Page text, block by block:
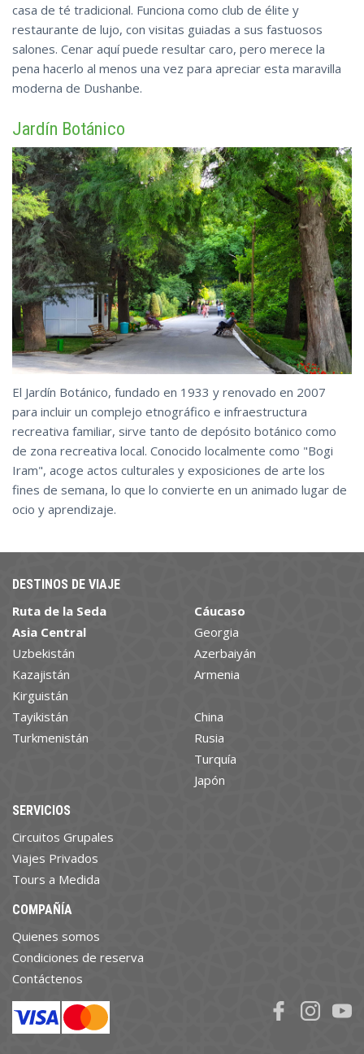
casa de té tradicional. Funciona como club de élite y
restaurante de lujo, con visitas guiadas a sus fastuosos
salones. Cenar aquí puede resultar caro, pero merece la
pena hacerlo al menos una vez para apreciar esta maravilla
moderna de Dushanbe.
Jardín Botánico
El Jardín Botánico, fundado en 1933 y renovado en 2007
para incluir un complejo etnográfico e infraestructura
recreativa familiar, sirve tanto de depósito botánico como
de zona recreativa local. Conocido localmente como "Bogi
Iram", acoge actos culturales y exposiciones de arte los
fines de semana, lo que lo convierte en un animado lugar de
ocio y aprendizaje.
DESTINOS DE VIAJE
Ruta de la Seda
Asia Central
Uzbekistán
Kazajistán
Kirguistán
Tayikistán
Turkmenistán
Cáucaso
Georgia
Azerbaiyán
Armenia
China
Rusia
Turquía
Japón
SERVICIOS
Circuitos Grupales
Viajes Privados
Tours a Medida
COMPAÑÍA
Quienes somos
Condiciones de reserva
Contáctenos